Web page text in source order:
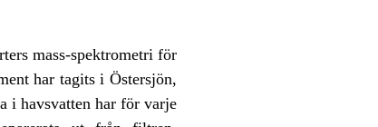
mass-spektrometri för
har tagits i Östersjön,
i havsvatten har för varje